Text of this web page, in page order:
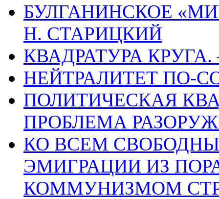
БУЛГАНИНСКОЕ
Н. СТАРИЦКИЙ
КВАДРАТУРА
НЕЙТРАЛИТЕТ ПО-
ПОЛИТИЧЕСКАЯ
ПРОБЛЕМА
КО ВСЕМ
ЭМИГРАЦИИ ИЗ
КОММУНИЗМОМ